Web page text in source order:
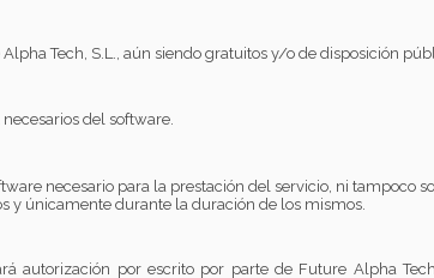
Tech, S.L., aún siendo gratuitos y/o de disposición
del software.
necesario para la prestación del servicio, ni tampoco
y únicamente durante la duración de los mismos.
autorización por escrito por parte de Future Alpha